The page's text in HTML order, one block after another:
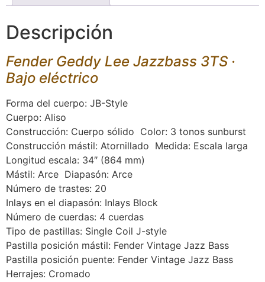
Descripción
Fender Geddy Lee Jazzbass 3TS ·
Bajo eléctrico
Forma del cuerpo: JB-Style
Cuerpo: Aliso
Construcción: Cuerpo sólido Color: 3 tonos sunburst
Construcción mástil: Atornillado Medida: Escala larga
Longitud escala: 34″ (864 mm)
Mástil: Arce Diapasón: Arce
Número de trastes: 20
Inlays en el diapasón: Inlays Block
Número de cuerdas: 4 cuerdas
Tipo de pastillas: Single Coil J-style
Pastilla posición mástil: Fender Vintage Jazz Bass
Pastilla posición puente: Fender Vintage Jazz Bass
Herrajes: Cromado